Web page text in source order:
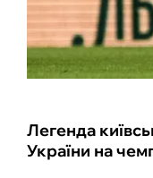
Легенда
України на